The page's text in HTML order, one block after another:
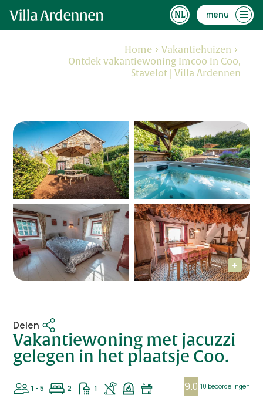
menu
Home
Vakantiehuizen
Ontdek vakantiewoning Imcoo in Coo,
Stavelot | Villa Ardennen
Delen
Vakantiewoning met jacuzzi
gelegen in het plaatsje Coo.
1 - 5 2 1 9.0 10 beoordelingen